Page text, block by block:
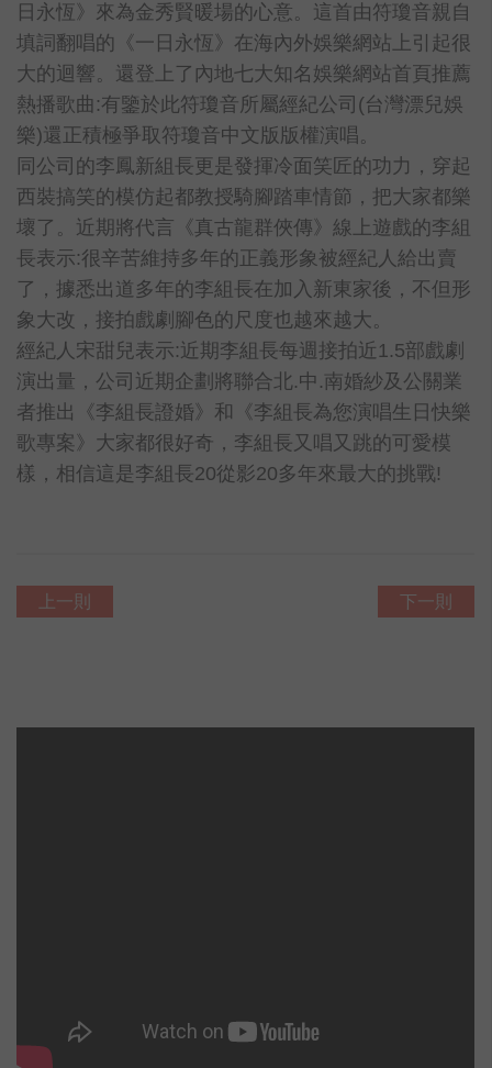
日永恆》來為金秀賢暖場的心意。這首由符瓊音親自
填詞翻唱的《一日永恆》在海內外娛樂網站上引起很
大的迴響。還登上了內地七大知名娛樂網站首頁推薦
熱播歌曲:有鑒於此符瓊音所屬經紀公司(台灣漂兒娛
樂)還正積極爭取符瓊音中文版版權演唱。
同公司的李鳳新組長更是發揮冷面笑匠的功力，穿起
西裝搞笑的模仿起都教授騎腳踏車情節，把大家都樂
壞了。近期將代言《真古龍群俠傳》線上遊戲的李組
長表示:很辛苦維持多年的正義形象被經紀人給出賣
了，據悉出道多年的李組長在加入新東家後，不但形
象大改，接拍戲劇腳色的尺度也越來越大。
經紀人宋甜兒表示:近期李組長每週接拍近1.5部戲劇
演出量，公司近期企劃將聯合北.中.南婚紗及公關業
者推出《李組長證婚》和《李組長為您演唱生日快樂
歌專案》大家都很好奇，李組長又唱又跳的可愛模
樣，相信這是李組長20從影20多年來最大的挑戰!
上一則 下一則